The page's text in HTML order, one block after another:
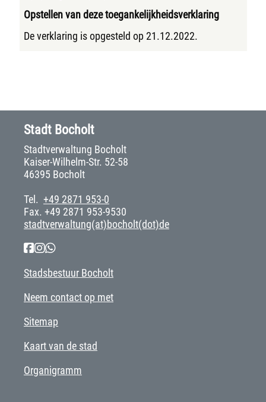
Opstellen van deze toegankelijkheidsverklaring
De verklaring is opgesteld op 21.12.2022.
Stadt Bocholt
Stadtverwaltung Bocholt
Kaiser-Wilhelm-Str. 52-58
46395 Bocholt
Tel. +49 2871 953-0
Fax. +49 2871 953-9530
stadtverwaltung(at)bocholt(dot)de
Stadsbestuur Bocholt
Neem contact op met
Sitemap
Kaart van de stad
Organigramm